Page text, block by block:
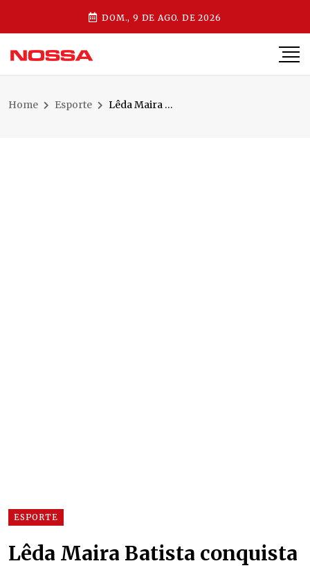
DOM., 9 DE AGO. DE 2026
Home Esporte Lêda Maira Batista conquista a 1ª Corrida Pace Rosa Run nos 5 km femininos noturnos e celebra vitória em casa
ESPORTE
Lêda Maira Batista conquista